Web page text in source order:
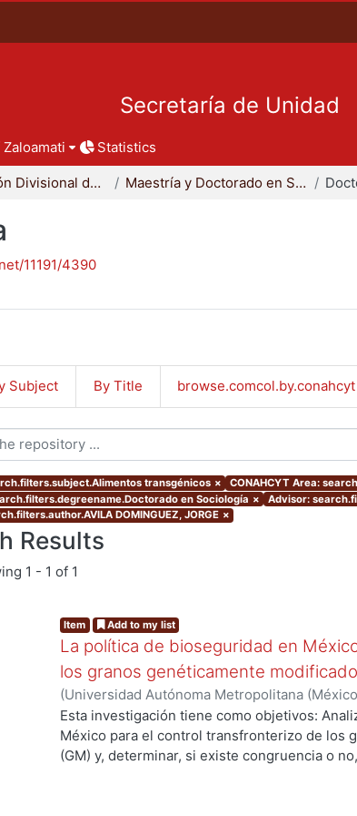
Secretaría de Unidad
Statistics
Coordinación Divisional de Posgrado Maestría y Doctorado en Sociología
11191/4390
Subject By Title browse.comcol.by.conahcyt
transgénicos × CONAHCYT Area:
en Sociología × Advisor:
DOMINGUEZ, JORGE ×
Results
1 - 1 of 1
Item Add to my list
La política de bioseguridad en
los granos genéticamente
(Universidad Autónoma Metropolitana
de Servicios de Información.,2013-10-30)
Esta investigación tiene como objetivos:
México para el control transfronterizo de los
(GM) y, determinar, si existe congruencia o